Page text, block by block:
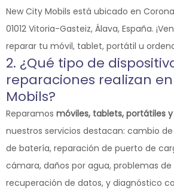
New City Mobils está ubicado en
01012 Vitoria-Gasteiz, Álava, España.
reparar tu móvil, tablet, portátil u
2. ¿Qué tipo de
reparaciones realizan
Mobils?
Reparamos móviles, tablets, portátiles
nuestros servicios destacan: cambio
de batería, reparación de puerto de
cámara, daños por agua, problemas
recuperación de datos, y diagnóstico